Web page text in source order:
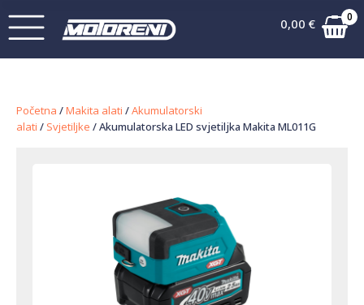
0,00 € 0
Početna /Makita alati /Akumulatorski
alati / Svjetiljke / Akumulatorska LED svjetiljka Makita ML011G